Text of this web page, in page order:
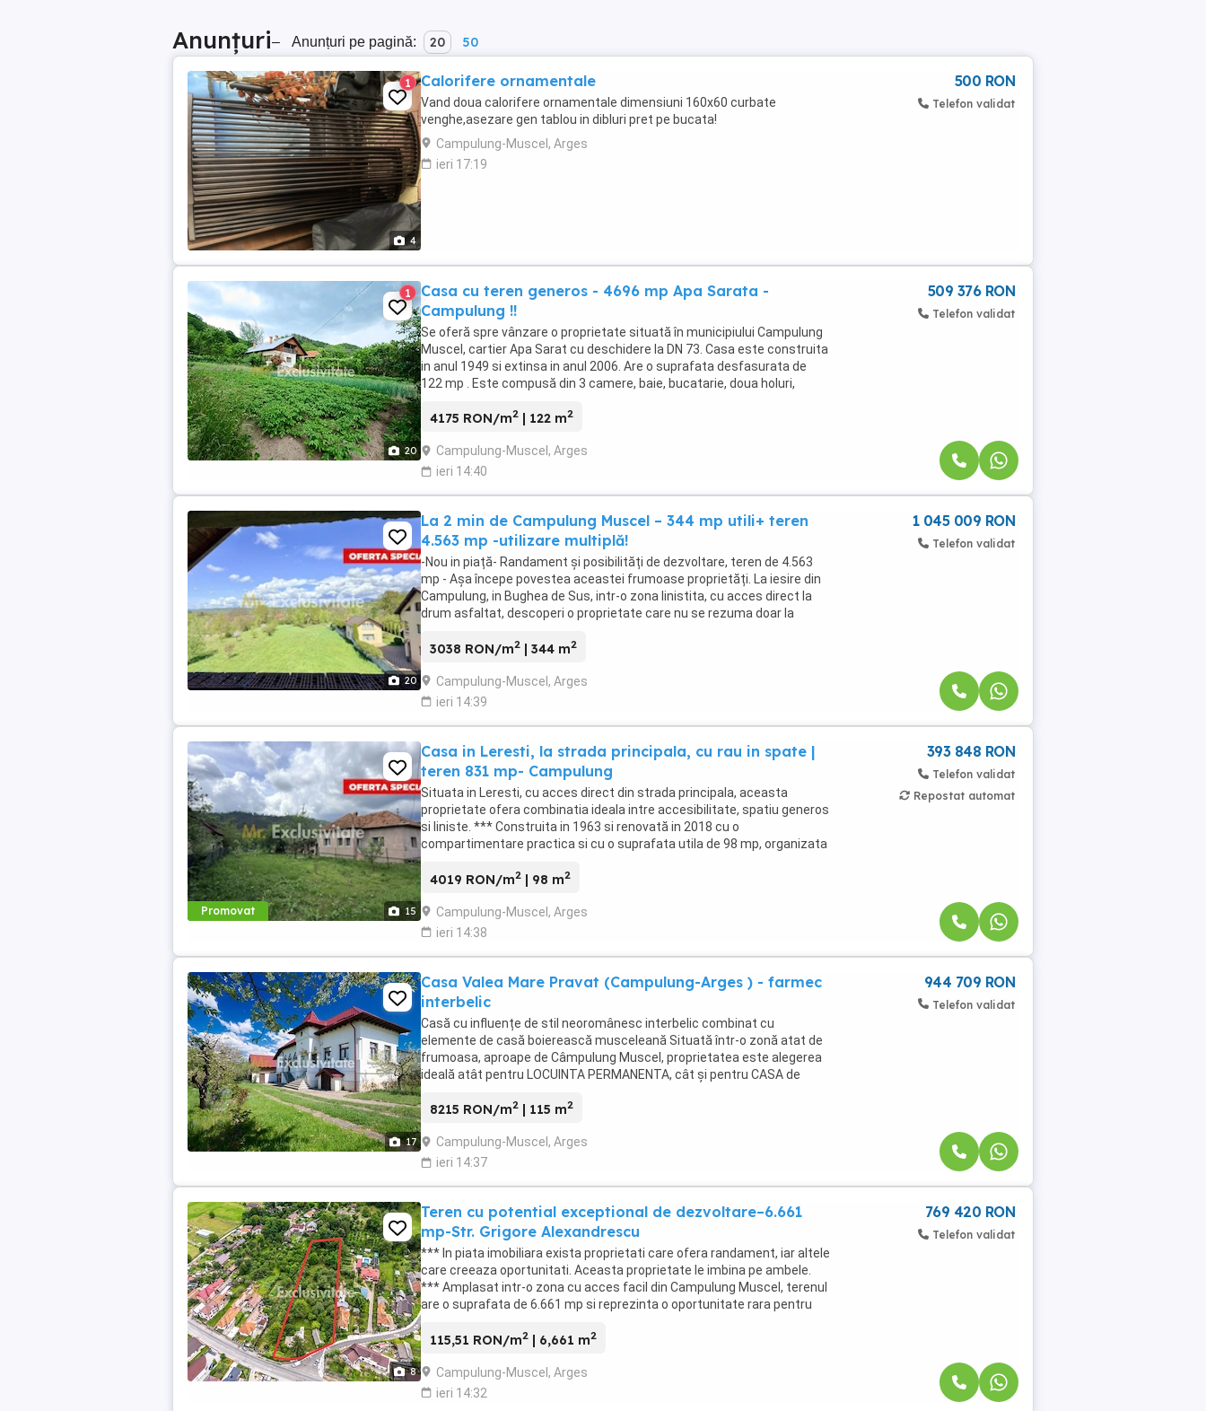
Anunțuri– Anunțuri pe pagină: 20 50
4
1 Calorifere ornamentale
Vand doua calorifere ornamentale dimensiuni 160x60 curbate
venghe,asezare gen tablou in dibluri pret pe bucata!
Campulung-Muscel, Arges
ieri 17:19
500 RON
Telefon validat
20
1
Casa cu teren generos - 4696 mp Apa Sarata -
Campulung !!
Se oferă spre vânzare o proprietate situată în municipiului Campulung
Muscel, cartier Apa Sarat cu deschidere la DN 73. Casa este construita
in anul 1949 si extinsa in anul 2006. Are o suprafata desfasurata de
122 mp . Este compusă din 3 camere, baie, bucatarie, doua holuri,
4175 RON/m2 | 122 m2
Campulung-Muscel, Arges
ieri 14:40
509 376 RON
Telefon validat
20
La 2 min de Campulung Muscel – 344 mp utili+ teren
4.563 mp -utilizare multiplă!
-Nou in piață- Randament și posibilități de dezvoltare, teren de 4.563
mp - Așa începe povestea aceastei frumoase proprietăți. La iesire din
Campulung, in Bughea de Sus, intr-o zona linistita, cu acces direct la
drum asfaltat, descoperi o proprietate care nu se rezuma doar la
3038 RON/m2 | 344 m2
Campulung-Muscel, Arges
ieri 14:39
1 045 009 RON
Telefon validat
Promovat 15
Casa in Leresti, la strada principala, cu rau in spate |
teren 831 mp- Campulung
Situata in Leresti, cu acces direct din strada principala, aceasta
proprietate ofera combinatia ideala intre accesibilitate, spatiu generos
si liniste. *** Construita in 1963 si renovată in 2018 cu o
compartimentare practica si cu o suprafata utila de 98 mp, organizata
4019 RON/m2 | 98 m2
Campulung-Muscel, Arges
ieri 14:38
393 848 RON
Telefon validat
Repostat automat
17
Casa Valea Mare Pravat (Campulung-Arges ) - farmec
interbelic
Casă cu influențe de stil neoromânesc interbelic combinat cu
elemente de casă boierească musceleană Situată într-o zonă atat de
frumoasa, aproape de Câmpulung Muscel, proprietatea este alegerea
ideală atât pentru LOCUINTA PERMANENTA, cât și pentru CASA de
8215 RON/m2 | 115 m2
Campulung-Muscel, Arges
ieri 14:37
944 709 RON
Telefon validat
8
Teren cu potential exceptional de dezvoltare–6.661
mp-Str. Grigore Alexandrescu
*** In piata imobiliara exista proprietati care ofera randament, iar altele
care creeaza oportunitati. Aceasta proprietate le imbina pe ambele.
*** Amplasat intr-o zona cu acces facil din Campulung Muscel, terenul
are o suprafata de 6.661 mp si reprezinta o oportunitate rara pentru
115,51 RON/m2 | 6,661 m2
Campulung-Muscel, Arges
ieri 14:32
769 420 RON
Telefon validat